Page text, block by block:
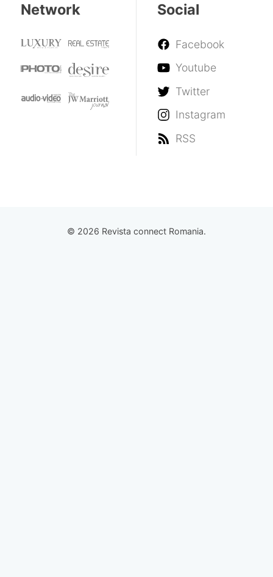
Network Social
Facebook
Youtube
Twitter
Instagram
RSS
© 2026 Revista connect Romania.